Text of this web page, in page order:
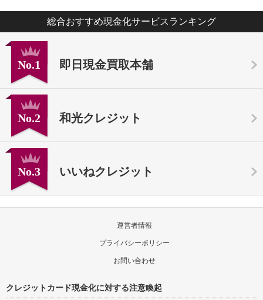
総合おすすめ現金化サービスランキング
No.1 即日現金買取本舗
No.2 和光クレジット
No.3 いいねクレジット
運営者情報
プライバシーポリシー
お問い合わせ
クレジットカード現金化に対する注意喚起